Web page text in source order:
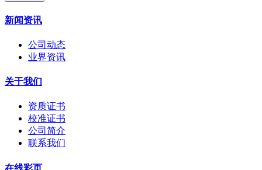
新闻资讯
公司动态
业界资讯
关于我们
资质证书
校准证书
公司简介
联系我们
在线彩页